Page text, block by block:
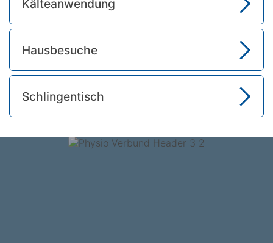
Kälteanwendung
Hausbesuche
Schlingentisch